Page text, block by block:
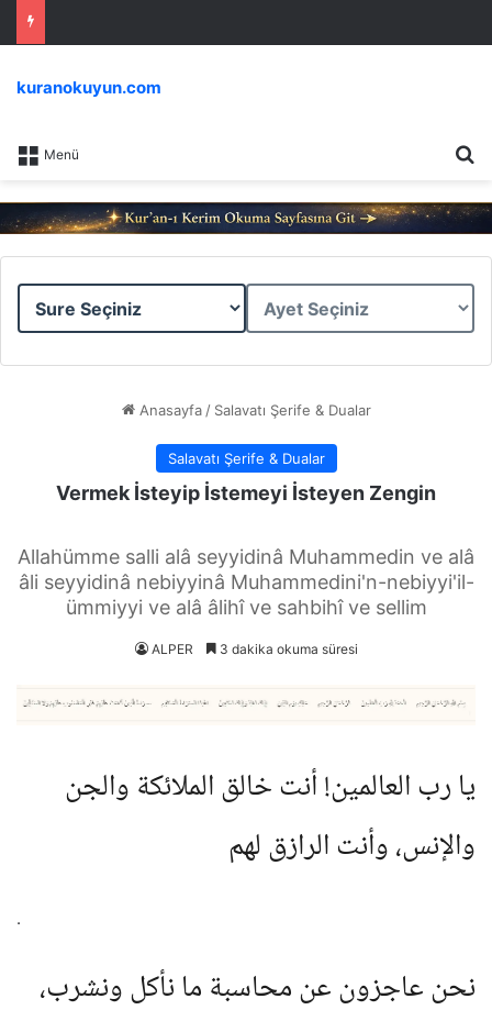
Menü
kuranokuyun.com
Sure
Ayet
Anasayfa / Salavatı Şerife & Dualar
Salavatı Şerife & Dualar
Vermek İsteyip İstemeyi İsteyen Zengin
Allahümme salli alâ seyyidinâ Muhammedin ve alâ
âli seyyidinâ nebiyyinâ Muhammedini'n-nebiyyi'il-
ümmiyyi ve alâ âlihî ve sahbihî ve sellim
ALPER 3 dakika okuma süresi
يا رب العالمين! أنت خالق الملائكة والجن
والإنس، وأنت الرازق لهم
.
نحن عاجزون عن محاسبة ما نأكل ونشرب،